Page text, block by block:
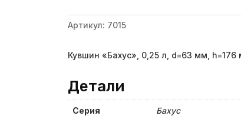
Артикул: 7015
Кувшин «Бахус», 0,25 л, d=63 мм,
Детали
Серия Бахус